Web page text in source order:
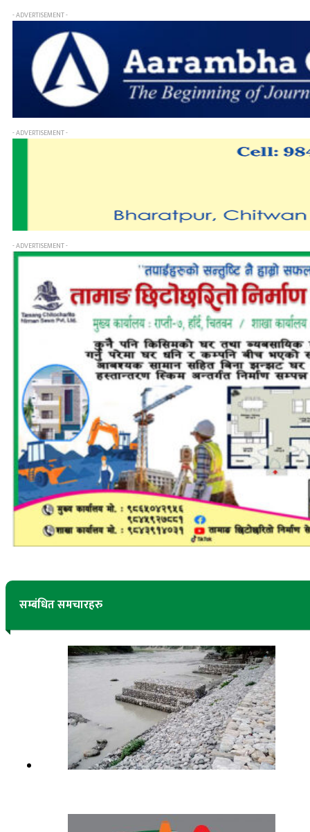
- ADVERTISEMENT -
- ADVERTISEMENT -
- ADVERTISEMENT -
सम्बंधित समचारहरु